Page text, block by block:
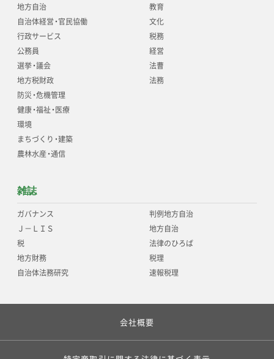
地方自治
自治体経営・官民協働
行政サービス
公務員
選挙・議会
地方税財政
防災・危機管理
健康・福祉・医療
環境
まちづくり・建築
農林水産・通信
教育
文化
税務
経営
法曹
法務
雑誌
ガバナンス
Ｊ－ＬＩＳ
税
地方財務
自治体法務研究
判例地方自治
地方自治
法律のひろば
税理
速報税理
会社概要